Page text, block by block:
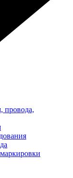
провода,